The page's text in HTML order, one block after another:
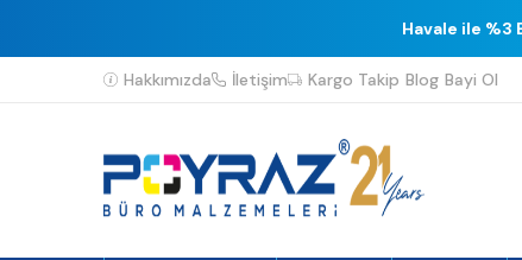
Havale ile %3
Hakkımızda İletişim Kargo Takip Blog Bayi Ol